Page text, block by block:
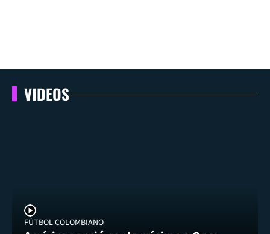
VIDEOS
FÚTBOL COLOMBIANO